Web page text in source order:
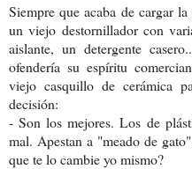
Siempre que acaba de cargar
un viejo destornillador con
aislante, un detergente
ofendería su espíritu
viejo casquillo de cerámica
decisión:
- Son los mejores. Los de
mal. Apestan a "meado de
que te lo cambie yo mismo?